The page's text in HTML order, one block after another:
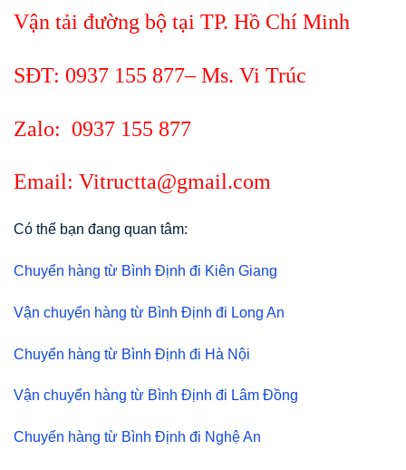
Vận tải đường bộ tại TP. Hồ Chí Minh
SĐT: 0937 155 877– Ms. Vi Trúc
Zalo: 0937 155 877
Email: Vitructta@gmail.com
Có thể bạn đang quan tâm:
Chuyển hàng từ Bình Định đi Kiên Giang
Vận chuyển hàng từ Bình Định đi Long An
Chuyển hàng từ Bình Định đi Hà Nội
Vận chuyển hàng từ Bình Định đi Lâm Đồng
Chuyển hàng từ Bình Định đi Nghệ An